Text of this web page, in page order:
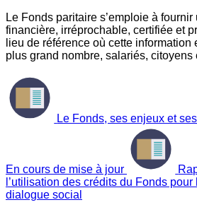
Le Fonds paritaire s’emploie à
financière, irréprochable, certifiée et
lieu de référence où cette
plus grand nombre, salariés, citoyens
Le Fonds, ses enjeux et
En cours de mise à jour
l’utilisation des crédits du Fonds
dialogue social